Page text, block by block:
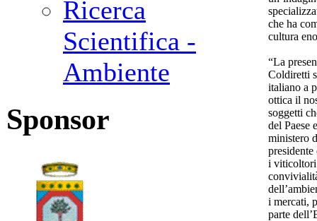
Ricerca
Scientifica -
Ambiente
Sponsor
che ha
cultura
“La
Coldiretti
italiano a
ottica il
soggetti
del Paese
ministero
i viticoltori
i mercati,
parte